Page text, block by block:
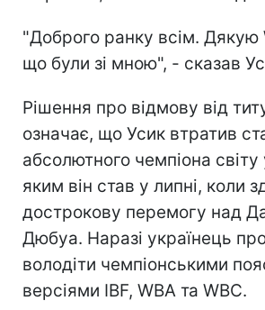
"Доброго ранку всім. Дякую
що були зі мною", - сказав
Рішення про відмову від
означає, що Усик втратив
абсолютного чемпіона світу
яким він став у липні, коли
дострокову перемогу над
Дюбуа. Наразі українець
володіти чемпіонськими
версіями IBF, WBA та WBC.